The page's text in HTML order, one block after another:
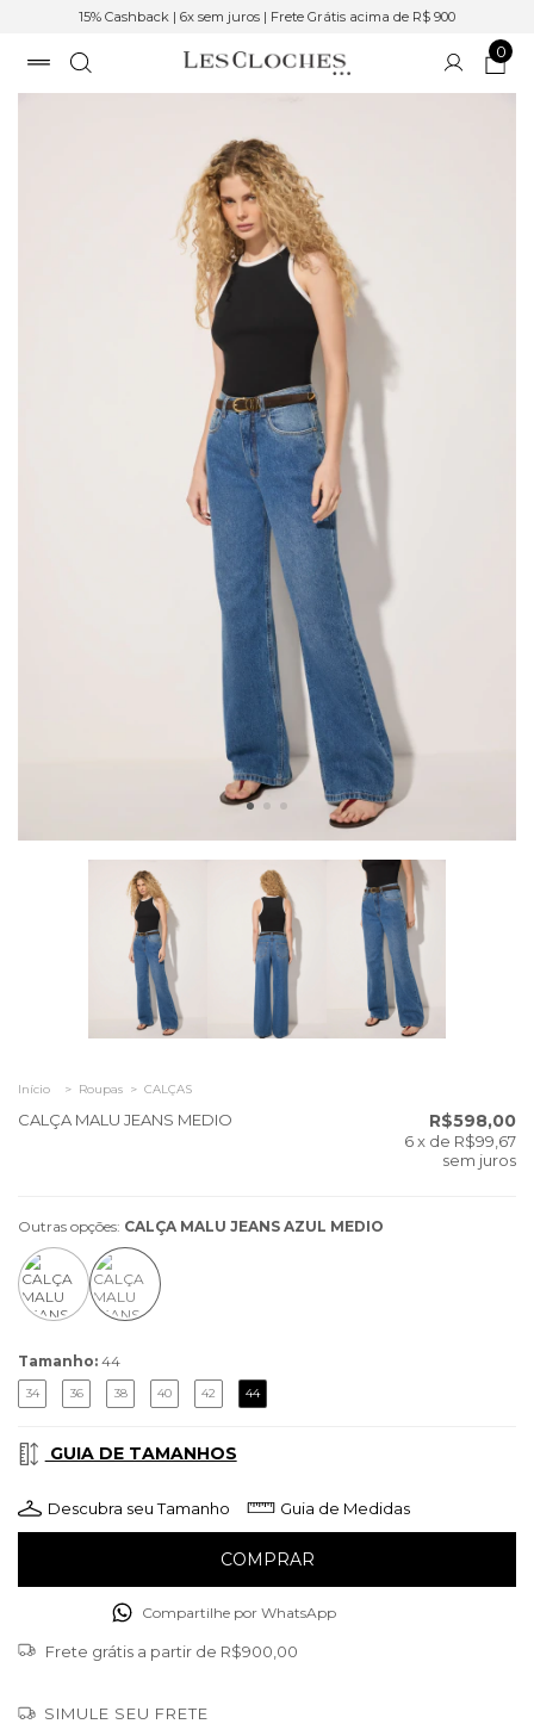
15% Cashback | 6x sem juros | Frete Grátis acima de R$ 900
0
Início > Roupas > CALÇAS
CALÇA MALU JEANS MEDIO R$598,00
6x de R$99,67
sem juros
Outras opções: CALÇA MALU JEANS AZUL MEDIO
Tamanho: 44
34 36 38 40 42 44
GUIA DE TAMANHOS
Descubra seu Tamanho Guia de Medidas
Compartilhe por WhatsApp
Frete grátis a partir de R$900,00
SIMULE SEU FRETE